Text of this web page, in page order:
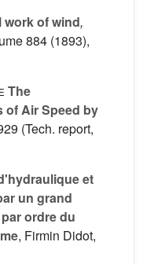
work of wind,
884 (1893),
The
of Air Speed by
(Tech. report,
et
un grand
ordre du
, Firmin Didot,